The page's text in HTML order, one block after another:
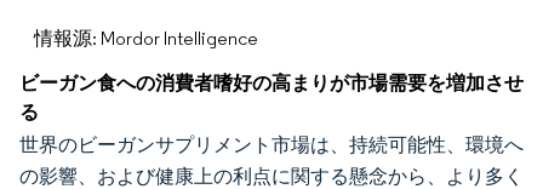
情報源: Mordor Intelligence
ビーガン食への消費者嗜好の高まりが市場需要を増加させ
る
世界のビーガンサプリメント市場は、持続可能性、環境へ
の影響、および健康上の利点に関する懸念から、より多く